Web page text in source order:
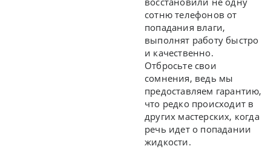
сотню телефонов от
попадания влаги,
выполнят работу быстро
и качественно.
Отбросьте свои
сомнения, ведь мы
предоставляем гарантию,
что редко происходит в
других мастерских, когда
речь идет о попадании
жидкости.